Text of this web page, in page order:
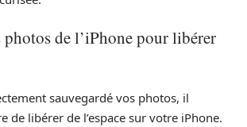
de l’iPhone pour libérer
sauvegardé vos photos, il
de libérer de l’espace sur votre iPhone.